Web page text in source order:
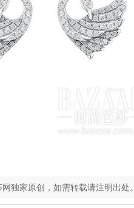
独家原创，如需转载请注明出处。